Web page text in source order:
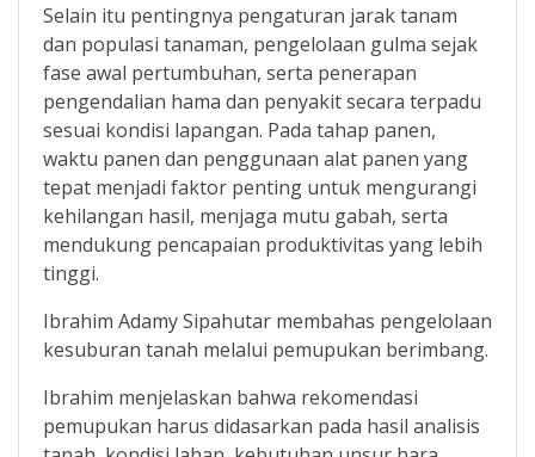
Selain itu pentingnya pengaturan jarak tanam
dan populasi tanaman, pengelolaan gulma sejak
fase awal pertumbuhan, serta penerapan
pengendalian hama dan penyakit secara terpadu
sesuai kondisi lapangan. Pada tahap panen,
waktu panen dan penggunaan alat panen yang
tepat menjadi faktor penting untuk mengurangi
kehilangan hasil, menjaga mutu gabah, serta
mendukung pencapaian produktivitas yang lebih
tinggi.
Ibrahim Adamy Sipahutar membahas pengelolaan
kesuburan tanah melalui pemupukan berimbang.
Ibrahim menjelaskan bahwa rekomendasi
pemupukan harus didasarkan pada hasil analisis